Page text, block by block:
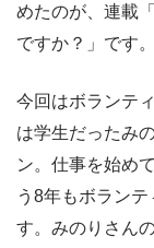
めたのが、連載
ですか？」です。
今回はボランテ
は学生だったみ
ン。仕事を始め
う8年もボラン
す。みのりさん